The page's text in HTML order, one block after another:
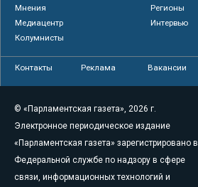
Мнения
Регионы
Медиацентр
Интервью
Колумнисты
Контакты Реклама Вакансии
© «Парламентская газета», 2026 г.
Электронное периодическое издание
«Парламентская газета» зарегистрировано в
Федеральной службе по надзору в сфере
связи, информационных технологий и